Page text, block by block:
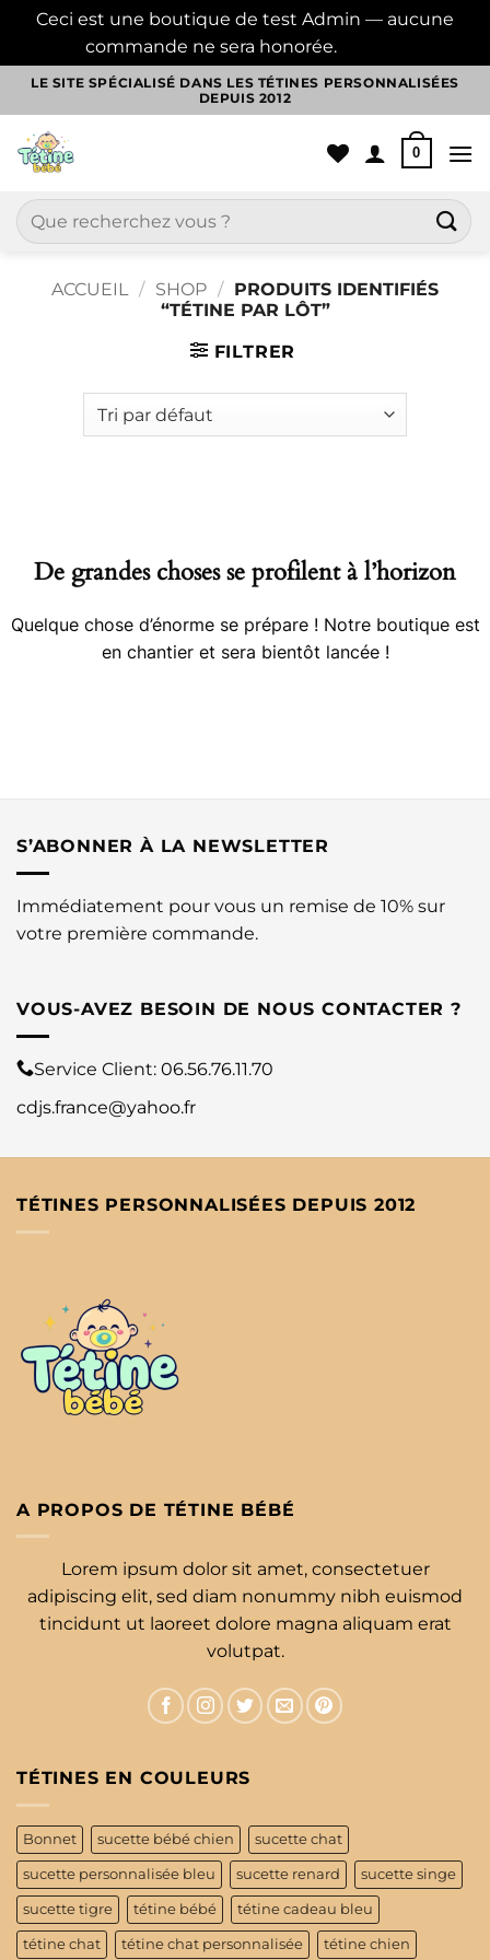
Ceci est une boutique de test Admin — aucune
commande ne sera honorée.
Passer
contenu
LE SITE SPÉCIALISÉ DANS LES TÉTINES PERSONNALISÉES
DEPUIS 2012
0
Recherche
pour :
ACCUEIL / SHOP / PRODUITS IDENTIFIÉS
“TÉTINE PAR LÔT”
FILTRER
De grandes choses se profilent à l’horizon
Quelque chose d’énorme se prépare ! Notre boutique est
en chantier et sera bientôt lancée !
S’ABONNER À LA NEWSLETTER
Immédiatement pour vous un remise de 10% sur
votre première commande.
VOUS-AVEZ BESOIN DE NOUS CONTACTER ?
Service Client: 06.56.76.11.70
cdjs.france@yahoo.fr
TÉTINES PERSONNALISÉES DEPUIS 2012
A PROPOS DE TÉTINE BÉBÉ
Lorem ipsum dolor sit amet, consectetuer
adipiscing elit, sed diam nonummy nibh euismod
tincidunt ut laoreet dolore magna aliquam erat
volutpat.
TÉTINES EN COULEURS
Bonnet sucette bébé chien sucette chat
sucette personnalisée bleu sucette renard sucette singe
sucette tigre tétine bébé tétine cadeau bleu
tétine chat tétine chat personnalisée tétine chien